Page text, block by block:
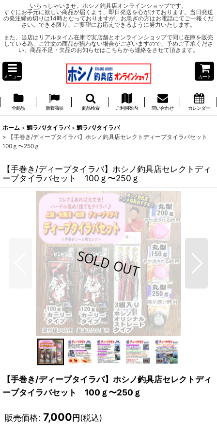
いらっしゃいませ。ホシノ釣具店オンラインショップです。
すぐにお手元に欲しい商品が届くよう、即日発送を心がけております。当日発送
の発注締め切りは14時となっておりますが、お急ぎの方はお電話にてご一報くだ
さい。できる限り、ご要望にお応えできるように努力いたします。
また、当店はリアルタイム在庫で実店舗とオンラインショップで同じ在庫を販売
している為、ご注文の商品が揃わない場合がございますので、予めご了承くださ
い。商品不足・欠品のお知らせはこちらから連絡をさせて頂きます。
メニュー カート
全商品 新着商品 商品検索 ご利用案内 問い合わせ カレンダー
ホーム > 鯛ラバ/タイラバ > 鯛ラバ/タイラバ
>
【手巻き/ディープタイラバ】ホシノ釣具店セレクトディープタイラバセット
100ｇ〜250ｇ
【手巻き/ディープタイラバ】ホシノ釣具店セレクトディ
ープタイラバセット 100ｇ〜250ｇ
【手巻き/ディープタイラバ】ホシノ釣具店セレクトディ
ープタイラバセット 100ｇ〜250ｇ
販売価格: 7,000円(税込)